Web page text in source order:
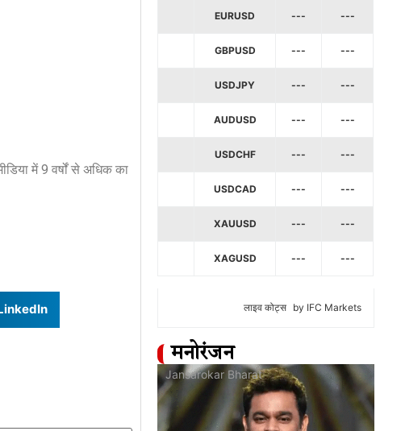
में 9 वर्षों से अधिक का
EURUSD --- ---
GBPUSD --- ---
USDJPY --- ---
AUDUSD --- ---
USDCHF --- ---
USDCAD --- ---
XAUUSD --- ---
XAGUSD --- ---
लाइव कोट्स by IFC Markets
मनोरंजन
Jansarokar Bharat